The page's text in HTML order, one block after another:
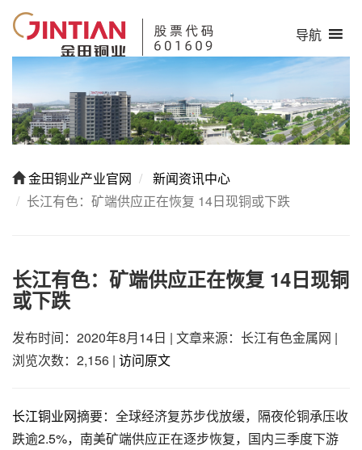
导航
金田铜业产业官网
新闻资讯中心
长江有色：矿端供应正在恢复 14日现铜或下跌
长江有色：矿端供应正在恢复 14日现铜
或下跌
发布时间：2020年8月14日 | 文章来源：长江有色金属网 |
浏览次数：2,156 | 访问原文
长江铜业网摘要：全球经济复苏步伐放缓，隔夜伦铜承压收
跌逾2.5%，南美矿端供应正在逐步恢复，国内三季度下游